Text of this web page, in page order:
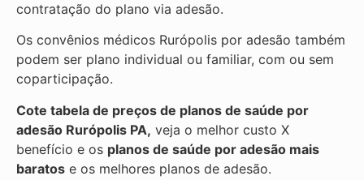
contratação do plano via adesão.
Os convênios médicos Rurópolis por adesão também
podem ser plano individual ou familiar, com ou sem
coparticipação.
Cote tabela de preços de planos de saúde por
adesão Rurópolis PA, veja o melhor custo X
benefício e os planos de saúde por adesão mais
baratos e os melhores planos de adesão.